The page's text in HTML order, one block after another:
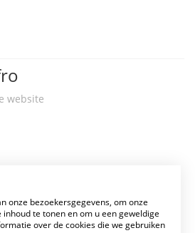
website
onze bezoekersgegevens, om onze
te tonen en om u een geweldige
over de cookies die we gebruiken